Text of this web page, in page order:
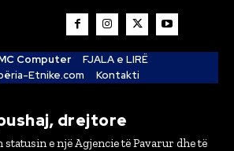
Computer
FJALA e LIRË
Etnike.com
Kontakti
drejtore
statusin e një Agjencie të Pavarur dhe të